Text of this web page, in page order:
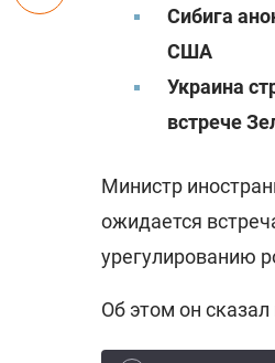
Сибига
США
Украина
встрече
Министр
ожидается
урегулированию
Об этом он